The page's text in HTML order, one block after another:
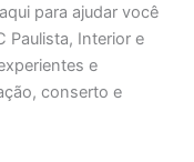
para ajudar você
Paulista, Interior e
e
conserto e